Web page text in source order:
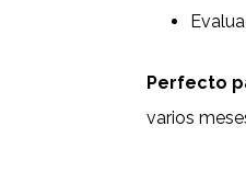
Perfecto
varios